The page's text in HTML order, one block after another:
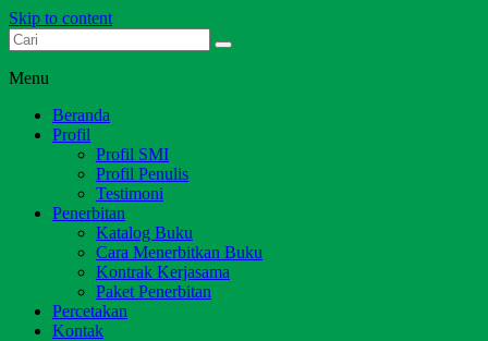
Skip to content
Dari Jambi untuk Indonesia
Menu
Beranda
Profil
Profil SMI
Profil Penulis
Testimoni
Penerbitan
Katalog Buku
Cara Menerbitkan Buku
Kontrak Kerjasama
Paket Penerbitan
Percetakan
Kontak